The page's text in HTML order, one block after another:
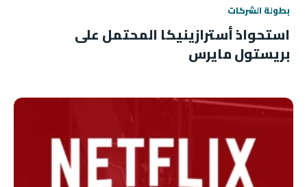
بطولة الشركات
استحواذ أسترازينيكا المحتمل على
بريستول مايرس